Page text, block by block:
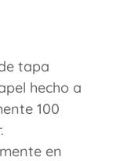
tapa
hecho a
100
en